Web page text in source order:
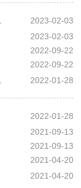
2023-02-03
2023-02-03
2022-09-22
2022-09-22
2022-01-28
2022-01-28
2021-09-13
2021-09-13
2021-04-20
2021-04-20